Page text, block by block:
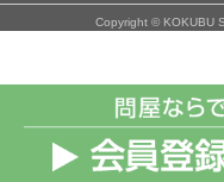
Copyright © KOKUBU